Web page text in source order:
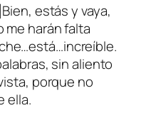
estás y vaya,
me harán falta
sin aliento
porque no
ella.